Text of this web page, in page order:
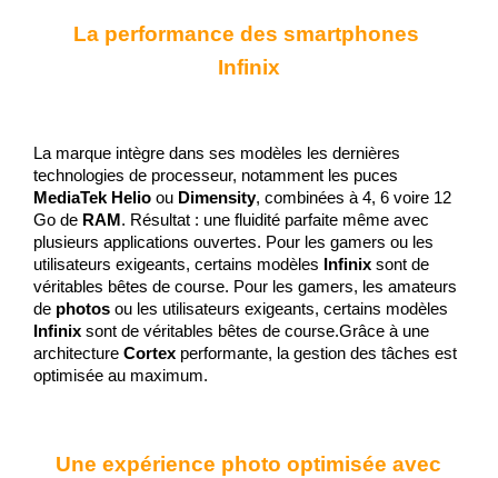
La performance des smartphones
Infinix
La marque intègre dans ses modèles les dernières
MediaTek Helio ou Dimensity, combinées à 4, 6 voire 12
Go de RAM . Résultat : une fluidité parfaite même avec
plusieurs applications ouvertes. Pour les gamers ou les
utilisateurs exigeants, certains modèles
Infinix sont de
véritables bêtes de course. Pour les gamers, les amateurs
de photos
Infinix sont de véritables bêtes de course.Grâce à une
architecture Cortex performante, la gestion des tâches est
optimisée au maximum.
Une expérience photo optimisée avec